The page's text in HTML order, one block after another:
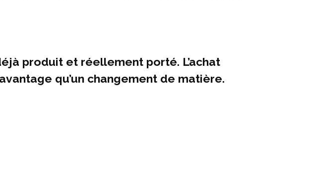
produit et réellement porté. L’achat
qu’un changement de matière.